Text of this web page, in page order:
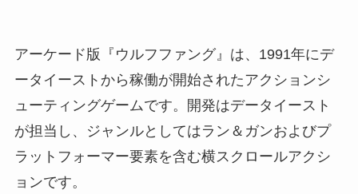
アーケード版『ウルフファング』は、1991年にデ
ータイーストから稼働が開始されたアクションシ
ューティングゲームです。開発はデータイースト
が担当し、ジャンルとしてはラン＆ガンおよびプ
ラットフォーマー要素を含む横スクロールアクシ
ョンです。